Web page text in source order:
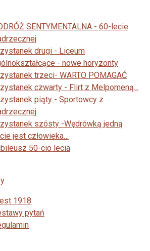
SENTYMENTALNA - 60-lecie
drugi - Liceum
- nowe horyzonty
trzeci- WARTO POMAGAĆ
czwarty - Flirt z Melpomeną...
piąty - Sportowcy z
szósty -Wędrówką jedną
jest człowieka…
50-cio lecia
1918
pytań